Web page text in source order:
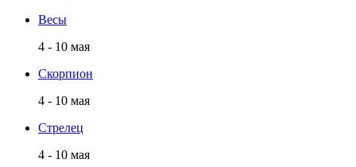
Весы
4 - 10 мая
Скорпион
4 - 10 мая
Стрелец
4 - 10 мая